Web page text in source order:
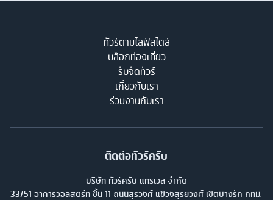
ทัวร์ตามไลฟ์สไตล์
บล็อกท่องเที่ยว
รับจัดทัวร์
เกี่ยวกับเรา
ร่วมงานกับเรา
ติดต่อทัวร์ครับ
บริษัท ทัวร์ครับ แทรเวล จำกัด
33/51 อาคารวอลสตรีท ชั้น 11 ถนนสุรวงศ์ แขวงสุริยวงศ์ เขตบางรัก กทม.